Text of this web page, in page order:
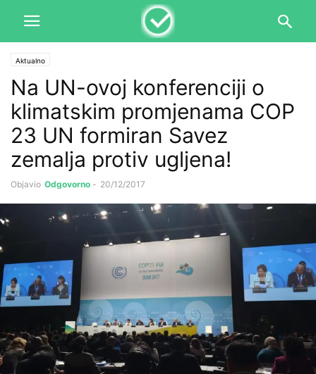
Aktualno
Na UN-ovoj konferenciji o
klimatskim promjenama COP
23 UN formiran Savez
zemalja protiv ugljena!
Objavio Odgovorno - 20/12/2017